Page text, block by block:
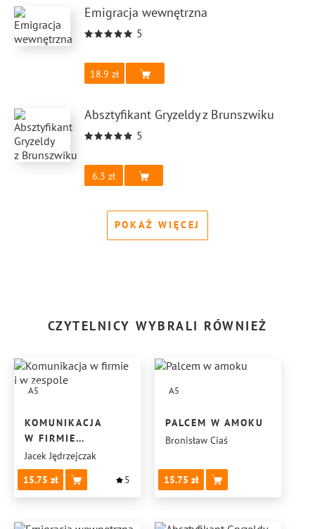
Emigracja wewnętrzna
5
18.9
Absztyfikant Gryzeldy z Brunszwiku
5
6.3
POKAŻ WIĘCEJ
CZYTELNICY WYBRALI RÓWNIEŻ
A5
KOMUNIKACJA
W FIRMIE
I W ZESPOLE
Jacek Jędrzejczak
15.75
5
A5
PALCEM W AMOKU
Bronisław Ciaś
15.75